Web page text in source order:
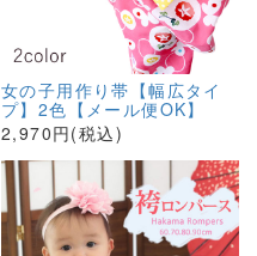
女の子用作り帯【幅広タイ
プ】2色【メール便OK】
2,970円(税込)